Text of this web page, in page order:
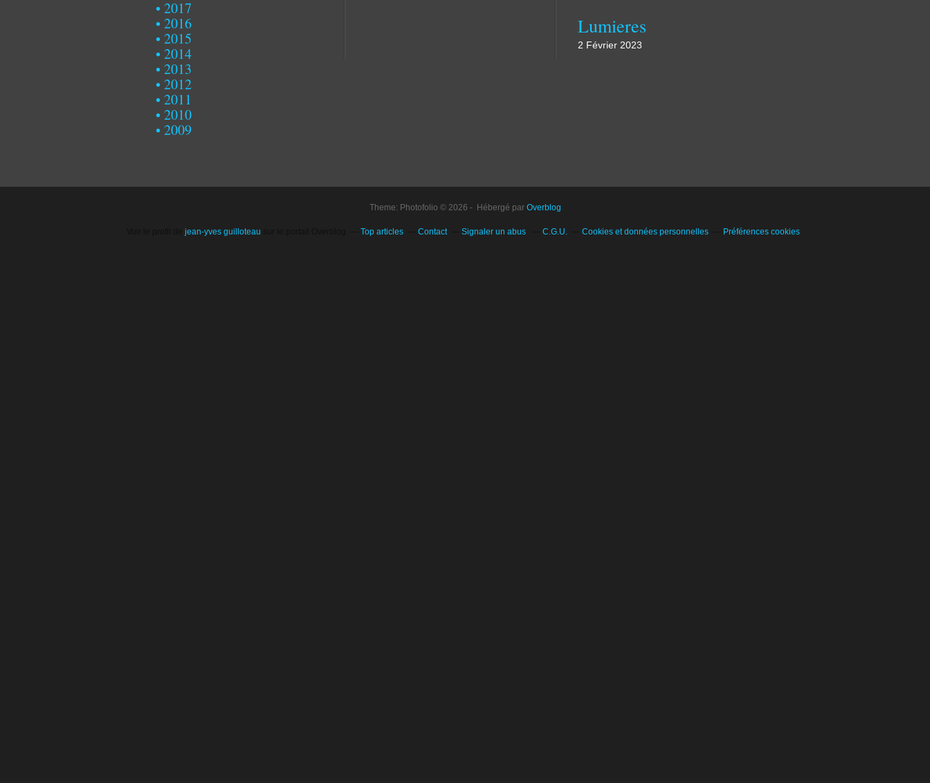
2017
2016
2015
2014
2013
2012
2011
2010
2009
Lumieres
2 Février 2023
Theme: Photofolio © 2026 - Hébergé par Overblog
jean-yves guilloteau Top articles Contact Signaler un abus C.G.U. Cookies et données personnelles Préférences cookies